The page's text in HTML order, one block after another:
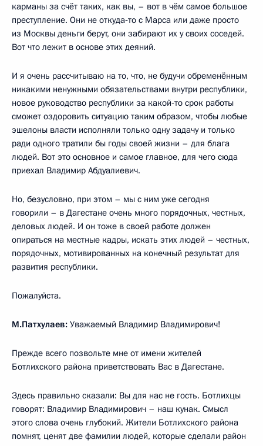
карманы за счёт таких, как вы, – вот в чём самое большое
преступление. Они не откуда‑то с Марса или даже просто
из Москвы деньги берут, они забирают их у своих соседей.
Вот что лежит в основе этих деяний.
И я очень рассчитываю на то, что, не будучи обременённым
никакими ненужными обязательствами внутри республики,
новое руководство республики за какой‑то срок работы
сможет оздоровить ситуацию таким образом, чтобы любые
эшелоны власти исполняли только одну задачу и только
ради одного тратили бы годы своей жизни – для блага
людей. Вот это основное и самое главное, для чего сюда
приехал Владимир Абдуалиевич.
Но, безусловно, при этом – мы с ним уже сегодня
говорили – в Дагестане очень много порядочных, честных,
деловых людей. И он тоже в своей работе должен
опираться на местные кадры, искать этих людей – честных,
порядочных, мотивированных на конечный результат для
развития республики.
Пожалуйста.
М.Патхулаев: Уважаемый Владимир Владимирович!
Прежде всего позвольте мне от имени жителей
Ботлихского района приветствовать Вас в Дагестане.
Здесь правильно сказали: Вы для нас не гость. Ботлихцы
говорят: Владимир Владимирович – наш кунак. Смысл
этого слова очень глубокий. Жители Ботлихского района
помнят, ценят две фамилии людей, которые сделали район